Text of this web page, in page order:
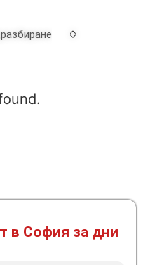
в София за дни